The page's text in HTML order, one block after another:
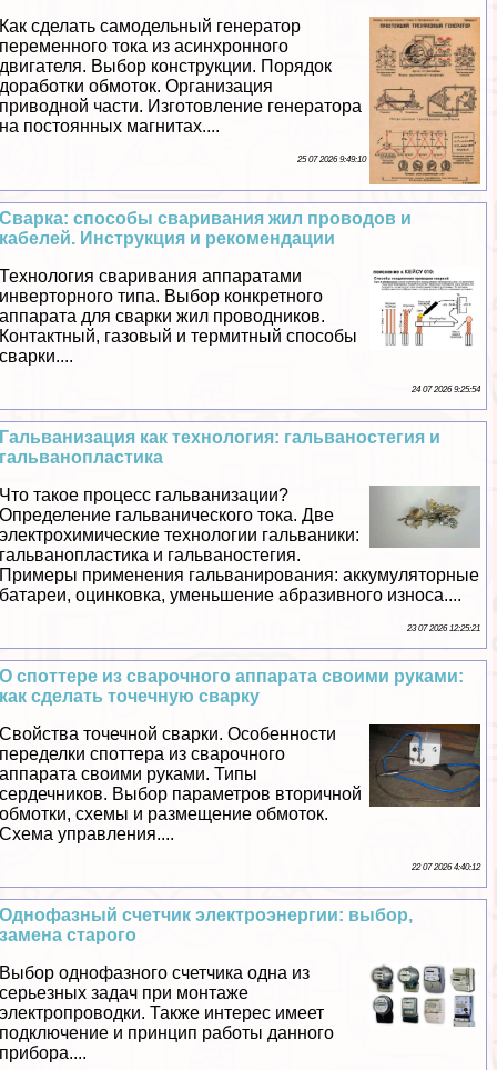
Как сделать самодельный генератор
переменного тока из асинхронного
двигателя. Выбор конструкции. Порядок
доработки обмоток. Организация
приводной части. Изготовление генератора
на постоянных магнитах....
25 07 2026 9:49:10
Сварка: способы сваривания жил проводов и
кабелей. Инструкция и рекомендации
Технология сваривания аппаратами
инверторного типа. Выбор конкретного
аппарата для сварки жил проводников.
Контактный, газовый и термитный способы
сварки....
24 07 2026 9:25:54
Гальванизация как технология: гальваностегия и
гальванопластика
Что такое процесс гальванизации?
Определение гальванического тока. Две
электрохимические технологии гальваники:
гальванопластика и гальваностегия.
Примеры применения гальванирования: аккумуляторные
батареи, оцинковка, уменьшение абразивного износа....
23 07 2026 12:25:21
О споттере из сварочного аппарата своими руками:
как сделать точечную сварку
Свойства точечной сварки. Особенности
переделки споттера из сварочного
аппарата своими руками. Типы
сердечников. Выбор параметров вторичной
обмотки, схемы и размещение обмоток.
Схема управления....
22 07 2026 4:40:12
Однофазный счетчик электроэнергии: выбор,
замена старого
Выбор однофазного счетчика одна из
серьезных задач при монтаже
электропроводки. Также интерес имеет
подключение и принцип работы данного
прибора....